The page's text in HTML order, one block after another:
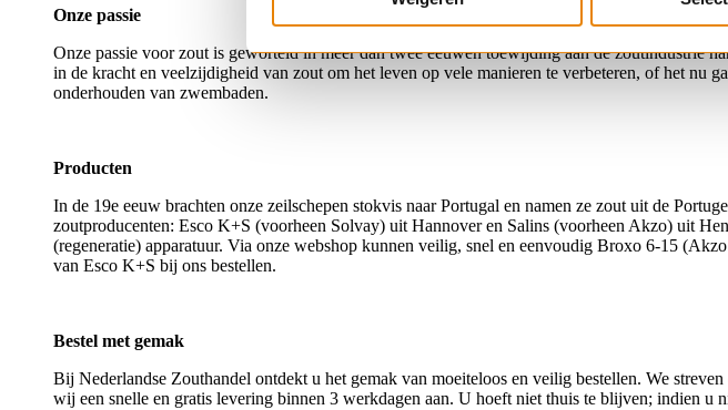
Onze passie
Onze passie voor zout is geworteld in meer dan twee eeuwen toewijding aan de zoutindustrie
in de kracht en veelzijdigheid van zout om het leven op vele manieren te verbeteren, of het nu
onderhouden van zwembaden.
Producten
In de 19e eeuw brachten onze zeilschepen stokvis naar Portugal en namen ze zout uit de
zoutproducenten: Esco K+S (voorheen Solvay) uit Hannover en Salins (voorheen Akzo) uit
(regeneratie) apparatuur. Via onze webshop kunnen veilig, snel en eenvoudig Broxo 6-15
van Esco K+S bij ons bestellen.
Bestel met gemak
Bij Nederlandse Zouthandel ontdekt u het gemak van moeiteloos en veilig bestellen. We
wij een snelle en gratis levering binnen 3 werkdagen aan. U hoeft niet thuis te blijven; indien u